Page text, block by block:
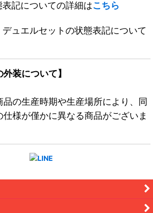
記についての詳細はこちら
ュエルセットの状態表記について
外装について】
の生産時期や生産場所により、同
様が僅かに異なる商品がございま